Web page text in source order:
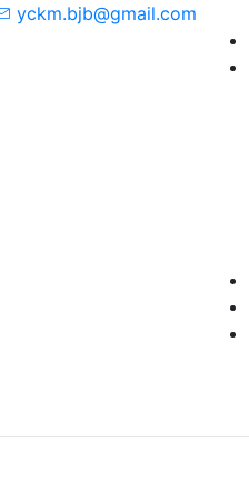
yckm.bjb@gmail.com